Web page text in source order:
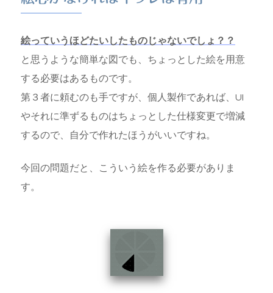
絵っていうほどたいしたものじゃないでしょ？？
と思うような簡単な図でも、ちょっとした絵を用意
する必要はあるものです。
第３者に頼むのも手ですが、個人製作であれば、UI
やそれに準ずるものはちょっとした仕様変更で増減
するので、自分で作れたほうがいいですね。
今回の問題だと、こういう絵を作る必要がありま
す。